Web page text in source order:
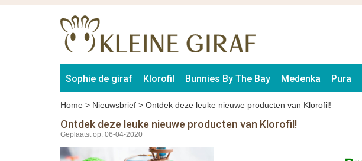
Sophie de giraf Klorofil Bunnies By The Bay Medenka Pura
Home > Nieuwsbrief > Ontdek deze leuke nieuwe producten van Klorofil!
Ontdek deze leuke nieuwe producten van Klorofil!
Geplaatst op: 06-04-2020